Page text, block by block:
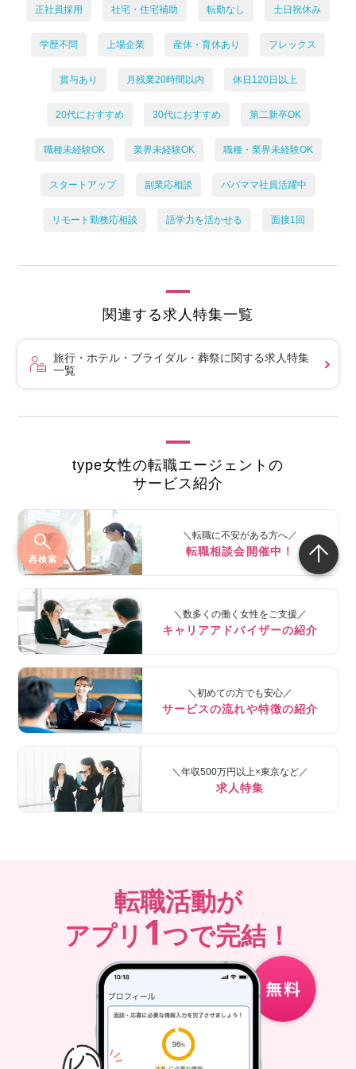
再検索
正社員採用 社宅・住宅補助 転勤なし 土日祝休み
学歴不問 上場企業 産休・育休あり フレックス
賞与あり 月残業20時間以内 休日120日以上
20代におすすめ 30代におすすめ 第二新卒OK
職種未経験OK 業界未経験OK 職種・業界未経験OK
スタートアップ 副業応相談 パパママ社員活躍中
リモート勤務応相談 語学力を活かせる 面接1回
関連する求人特集一覧
旅行・ホテル・ブライダル・葬祭に関する求人特集
一覧
type女性の転職エージェントの
サービス紹介
＼転職に不安がある方へ／
転職相談会開催中！
＼数多くの働く女性をご支援／
キャリアアドバイザーの紹介
＼初めての方でも安心／
サービスの流れや特徴の紹介
＼年収500万円以上×東京など／
求人特集
転職活動が
アプリ 1つで完結！